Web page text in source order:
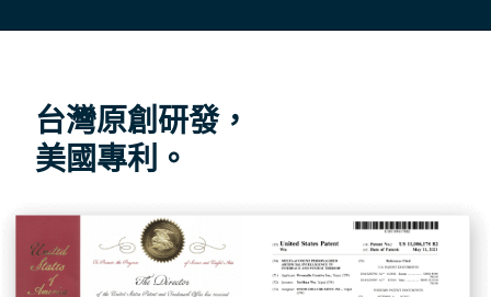
台灣原創研發，
美國專利。